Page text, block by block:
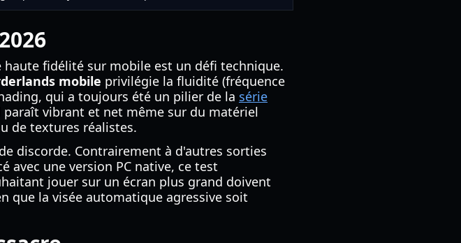
fidélité sur mobile est un défi technique.
mobile privilégie la fluidité (fréquence
qui a toujours été un pilier de la série
vibrant et net même sur du matériel
de textures réalistes.
discorde. Contrairement à d'autres sorties
avec une version PC native, ce test
jouer sur un écran plus grand doivent
que la visée automatique agressive soit